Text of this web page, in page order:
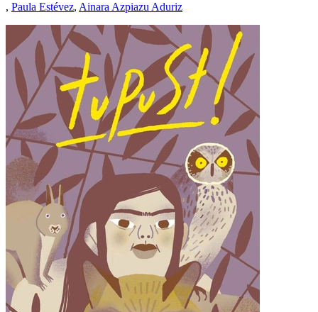
, Paula Estévez, Ainara Azpiazu Aduriz